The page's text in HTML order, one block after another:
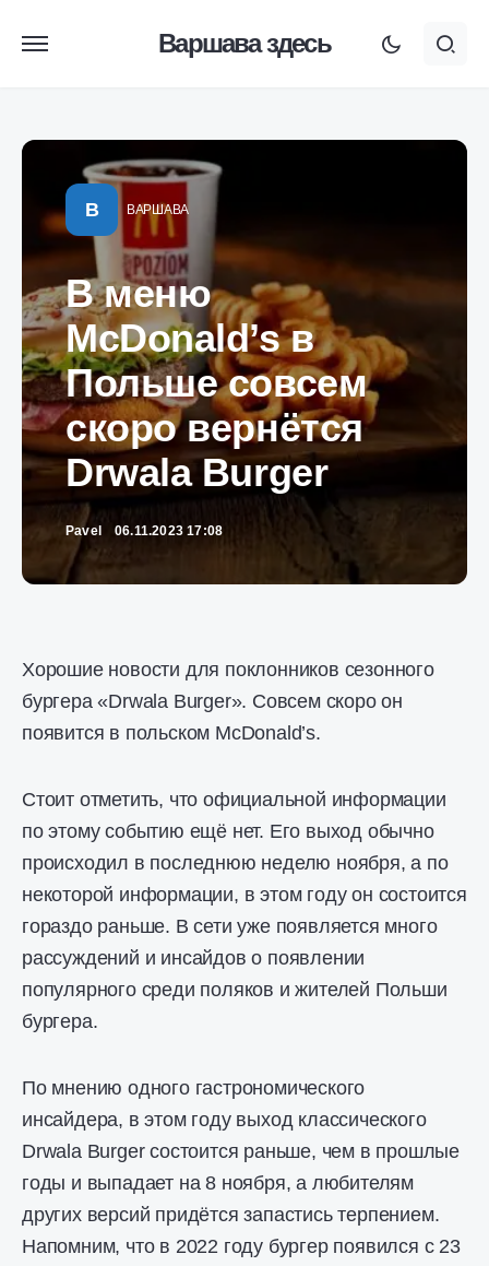
Варшава здесь
В ВАРШАВА
В меню
McDonald’s в
Польше совсем
скоро вернётся
Drwala Burger
Pavel 06.11.2023 17:08
Хорошие новости для поклонников сезонного
бургера «Drwala Burger». Совсем скоро он
появится в польском McDonald’s.
Стоит отметить, что официальной информации
по этому событию ещё нет. Его выход обычно
происходил в последнюю неделю ноября, а по
некоторой информации, в этом году он состоится
гораздо раньше. В сети уже появляется много
рассуждений и инсайдов о появлении
популярного среди поляков и жителей Польши
бургера.
По мнению одного гастрономического
инсайдера, в этом году выход классического
Drwala Burger состоится раньше, чем в прошлые
годы и выпадает на 8 ноября, а любителям
других версий придётся запастись терпением.
Напомним, что в 2022 году бургер появился с 23